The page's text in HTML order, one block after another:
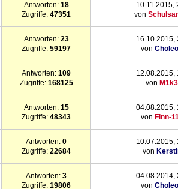
Antworten: 18
Zugriffe:47351
10.11.2015,
von
Antworten: 23
Zugriffe:59197
16.10.2015,
von
Antworten:109
Zugriffe: 168125
12.08.2015,
von M1k3
Antworten: 15
Zugriffe:48343
04.08.2015,
von Finn-
Antworten:0
Zugriffe:22684
10.07.2015,
von
Antworten:3
Zugriffe:19806
04.08.2014,
von